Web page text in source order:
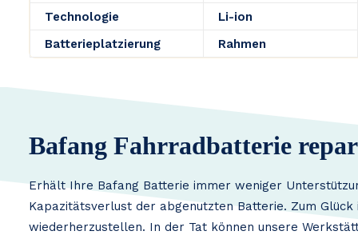
Technologie
Li-ion
Batterieplatzierung
Rahmen
Bafang Fahrradbatterie
Erhält Ihre Bafang Batterie immer weniger
Kapazitätsverlust der abgenutzten Batterie. Zum
wiederherzustellen. In der Tat können unsere